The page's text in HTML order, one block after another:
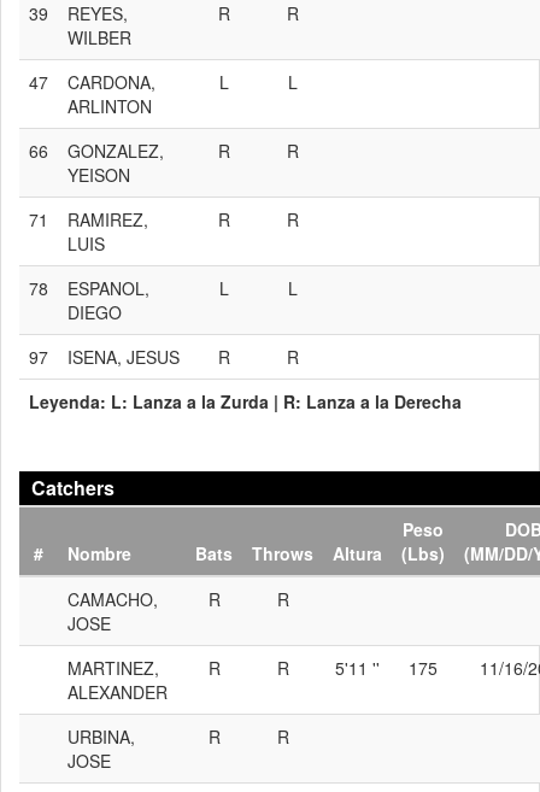
39
REYES,
WILBER
R R
47
CARDONA,
ARLINTON
L L
66
GONZALEZ,
YEISON
R R
71
RAMIREZ,
LUIS
R R
78
ESPANOL,
DIEGO
L L
97 ISENA, JESUS R
R
Leyenda: L: Lanza a la Zurda | R: Lanza a la Derecha
Catchers
# Nombre Bats Throws Altura
Peso
(Lbs)
(MM/DD/
CAMACHO,
JOSE
R R
MARTINEZ,
ALEXANDER
R R 5'11 '' 175 11/16/
URBINA,
JOSE
R R